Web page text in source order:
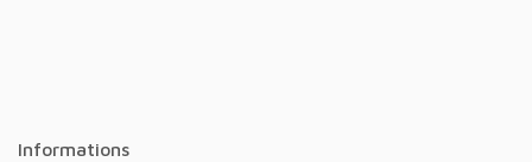
Informations